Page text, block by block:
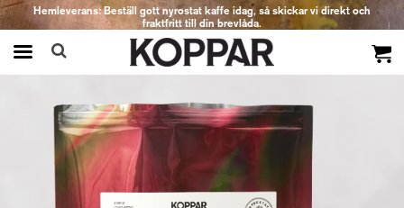
Hemleverans: Beställ gott nyrostat kaffe idag, så skickar vi direkt och
fraktfritt till din brevlåda.